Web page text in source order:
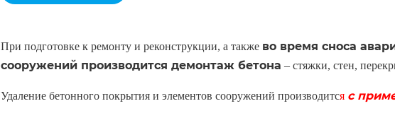
При подготовке к ремонту и реконструкции, а также во время сноса
сооружений производится демонтаж бетона – стяжки, стен,
Удаление бетонного покрытия и элементов сооружений производится с